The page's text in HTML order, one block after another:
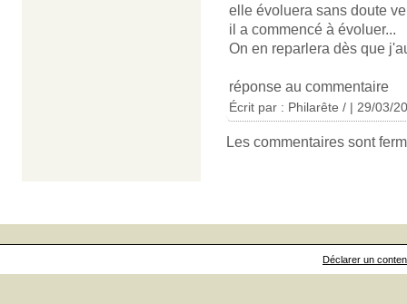
elle évoluera sans doute
il a commencé à évoluer...
On en reparlera dès que
réponse au commentaire
Écrit par : Philarête / | 29/03/
Les commentaires sont
Déclarer un